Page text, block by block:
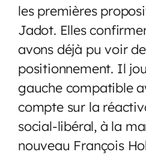
les premières
Jadot. Elles
avons déjà pu voir
positionnement. Il
gauche compatible
compte sur la
social-libéral, à la
nouveau François